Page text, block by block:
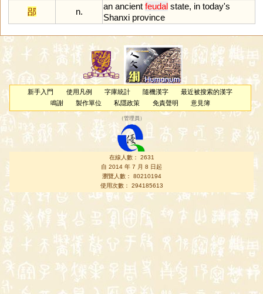
郘
n.
an ancient feudal state, in today's
Shanxi province
新手入門 使用凡例 字庫統計 隨機漢字
最近被搜索的漢字
鳴謝
製作單位 私隱政策 免責聲明 意見簿
（管理員 ）
在線人數： 2631
自 2014 年 7 月 8 日起
瀏覽人數： 80210194
使用次數： 294185613